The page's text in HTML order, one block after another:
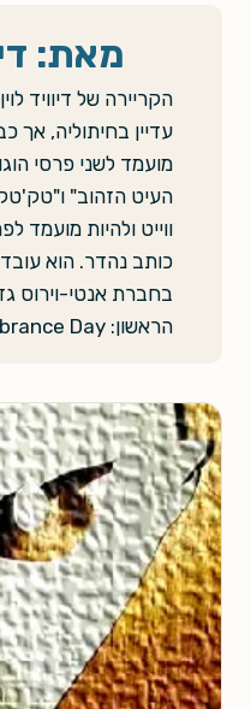
מאת:
הקריירה של דיוויד
עדיין בחיתוליה, אך
מועמד לשני פרסי
העיט הזהוב"
ווייט ולהיות
כותב נהדר. הוא
בחברת אנטי-וירוס
הראשון: Remembrance Day.